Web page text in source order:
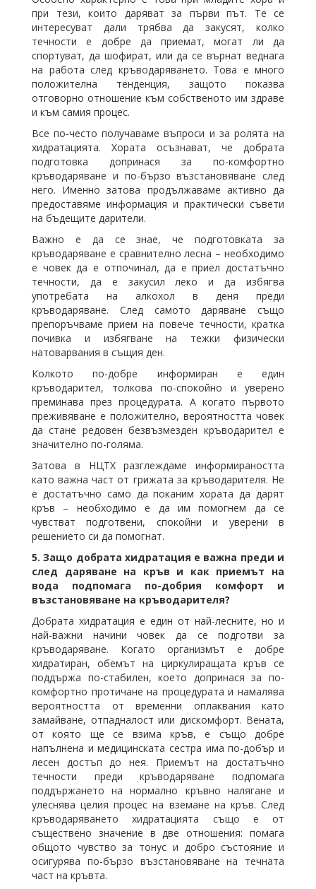
при тези, които даряват за първи път. Те се
интересуват дали трябва да закусят, колко
течности е добре да приемат, могат ли да
спортуват, да шофират, или да се върнат веднага
на работа след кръводаряването. Това е много
положителна тенденция, защото показва
отговорно отношение към собственото им здраве
и към самия процес.
Все по-често получаваме въпроси и за ролята на
хидратацията. Хората осъзнават, че добрата
подготовка допринася за по-комфортно
кръводаряване и по-бързо възстановяване след
него. Именно затова продължаваме активно да
предоставяме информация и практически съвети
на бъдещите дарители.
Важно е да се знае, че подготовката за
кръводаряване е сравнително лесна – необходимо
е човек да е отпочинал, да е приел достатъчно
течности, да е закусил леко и да избягва
употребата на алкохол в деня преди
кръводаряване. След самото даряване също
препоръчваме прием на повече течности, кратка
почивка и избягване на тежки физически
натоварвания в същия ден.
Колкото по-добре информиран е един
кръводарител, толкова по-спокойно и уверено
преминава през процедурата. А когато първото
преживяване е положително, вероятността човек
да стане редовен безвъзмезден кръводарител е
значително по-голяма.
Затова в НЦТХ разглеждаме информираността
като важна част от грижата за кръводарителя. Не
е достатъчно само да поканим хората да дарят
кръв – необходимо е да им помогнем да се
чувстват подготвени, спокойни и уверени в
решението си да помогнат.
5. Защо добрата хидратация е важна преди и
след даряване на кръв и как приемът на
вода подпомага по-добрия комфорт и
възстановяване на кръводарителя?
Добрата хидратация е един от най-лесните, но и
най-важни начини човек да се подготви за
кръводаряване. Когато организмът е добре
хидратиран, обемът на циркулиращата кръв се
поддържа по-стабилен, което допринася за по-
комфортно протичане на процедурата и намалява
вероятността от временни оплаквания като
замайване, отпадналост или дискомфорт. Вената,
от която ще се взима кръв, е също добре
напълнена и медицинската сестра има по-добър и
лесен достъп до нея. Приемът на достатъчно
течности преди кръводаряване подпомага
поддържането на нормално кръвно налягане и
улеснява целия процес на вземане на кръв. След
кръводаряването хидратацията също е от
съществено значение в две отношения: помага
общото чувство за тонус и добро състояние и
осигурява по-бързо възстановяване на течната
част на кръвта.